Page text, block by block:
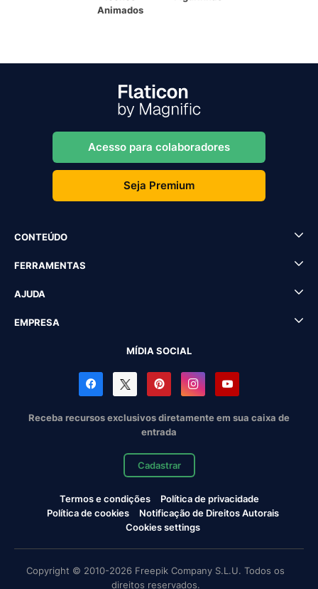
Animados
Acesso para colaboradores
Seja Premium
CONTEÚDO
FERRAMENTAS
AJUDA
EMPRESA
MÍDIA SOCIAL
Receba recursos exclusivos diretamente em sua caixa de
entrada
Cadastrar
Termos e condições
Política de privacidade
Política de cookies
Notificação de Direitos Autorais
Cookies settings
Copyright © 2010-2026 Freepik Company S.L.U. Todos os
direitos reservados.